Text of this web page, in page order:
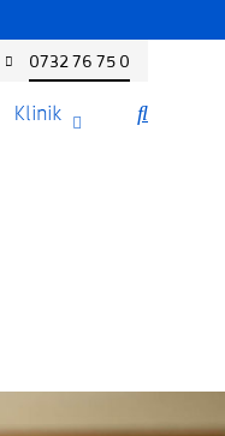
0732 76 75 0
Klinik